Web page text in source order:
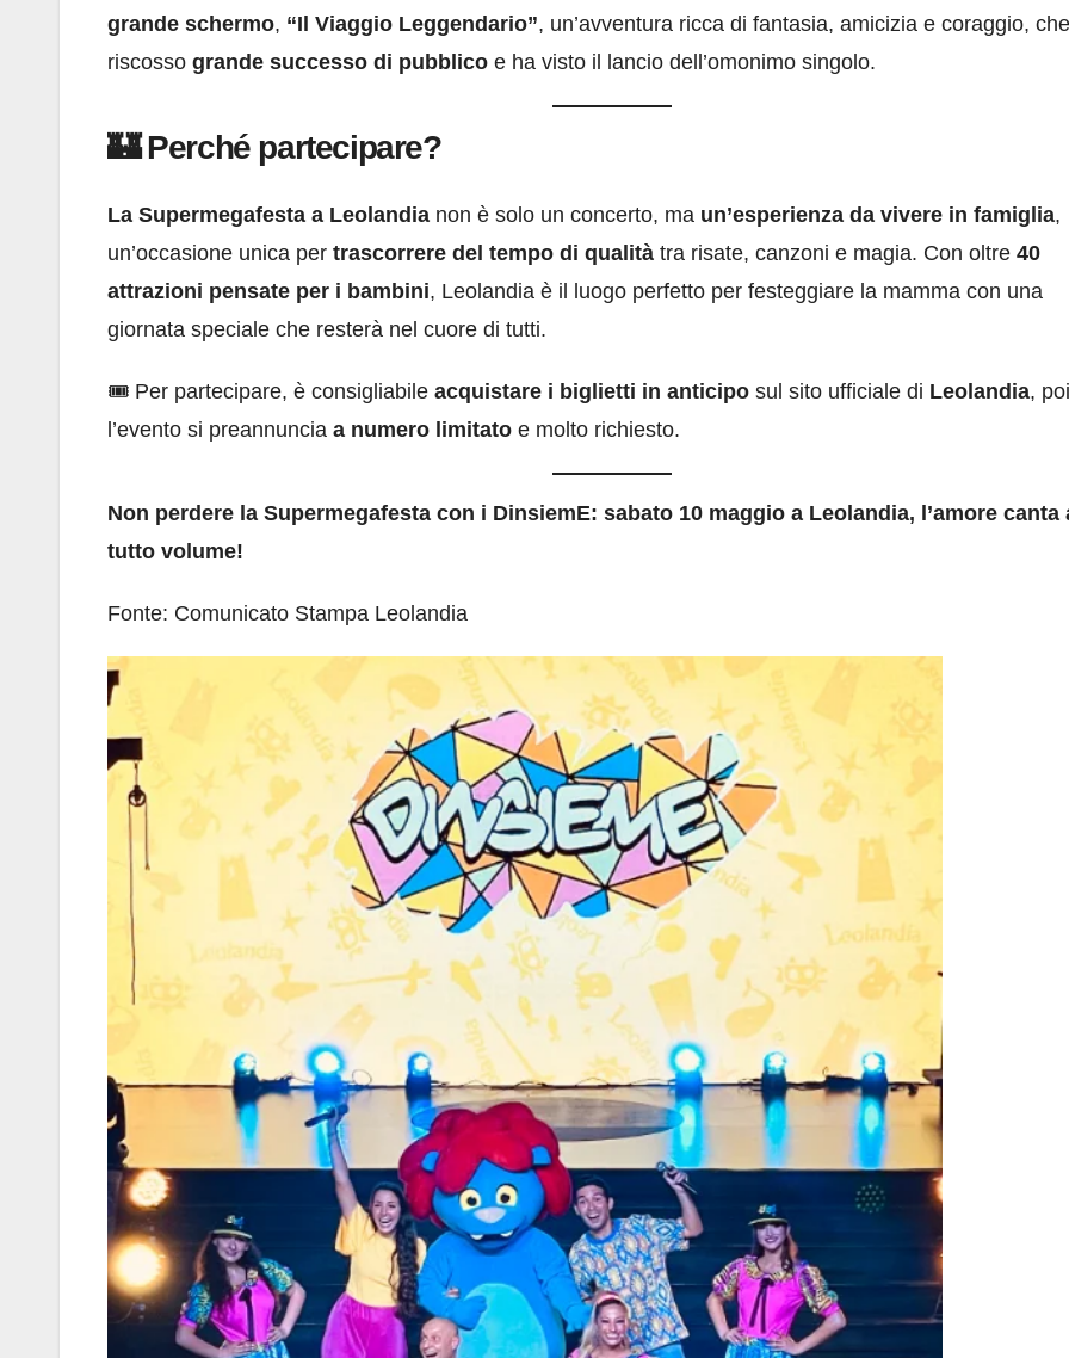
grande schermo, “Il Viaggio Leggendario”, un’avventura ricca di fantasia, amicizia e coraggio,
riscosso grande successo di pubblico e ha visto il lancio dell’omonimo singolo.
🏰 Perché partecipare?
La Supermegafesta a Leolandia non è solo un concerto, ma un’esperienza da vivere in famiglia,
un’occasione unica per trascorrere del tempo di qualità tra risate, canzoni e magia. Con oltre 40
attrazioni pensate per i bambini, Leolandia è il luogo perfetto per festeggiare la mamma con una
giornata speciale che resterà nel cuore di tutti.
🎟️ Per partecipare, è consigliabile acquistare i biglietti in anticipo sul sito ufficiale di Leolandia,
l’evento si preannuncia a numero limitato e molto richiesto.
Non perdere la Supermegafesta con i DinsiemE: sabato 10 maggio a Leolandia, l’amore canta
tutto volume!
Fonte: Comunicato Stampa Leolandia